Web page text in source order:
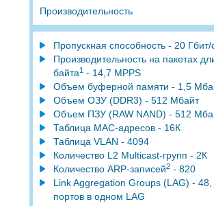
Производительность
Пропускная способность - 20 Гбит/
Производительность на пакетах
байта1- 14,7 МРРS
Объем буферной памяти - 1,5
Объем ОЗУ (DDR3) - 512 Мбайт
Объем ПЗУ (RAW NAND) - 512
Таблица MAC-адресов - 16К
Таблица VLAN - 4094
Количество L2 Multicast-групп - 2К
Количество ARP-записей2- 820
Link Aggregation Groups (LAG) -
портов в одном LAG